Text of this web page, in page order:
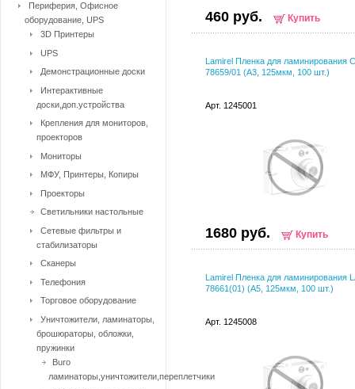
460 руб. Купить
Lamirel Пленка для ламинирования
78659/01 (А3, 125мкм, 100 шт.)
Арт. 1245001
1680 руб. Купить
Lamirel Пленка для ламинирования
78661(01) (А5, 125мкм, 100 шт.)
Арт. 1245008
Периферия, Офисное
оборудование, UPS
3D Принтеры
UPS
Демонстрационные доски
Интерактивные
доски,доп.устройства
Крепления для мониторов,
проекторов
Мониторы
МФУ, Принтеры, Копиры
Проекторы
Светильники настольные
Сетевые фильтры и
стабилизаторы
Сканеры
Телефония
Торговое оборудование
Уничтожители, ламинаторы,
брошюраторы, обложки,
пружинки
Buro
ламинаторы,уничтожители,переплетчики